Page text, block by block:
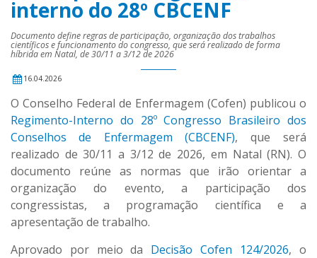
interno do 28º CBCENF
Documento define regras de participação, organização dos trabalhos
científicos e funcionamento do congresso, que será realizado de forma
híbrida em Natal, de 30/11 a 3/12 de 2026
16.04.2026
O Conselho Federal de Enfermagem (Cofen) publicou o
Regimento-Interno do 28º Congresso Brasileiro dos
Conselhos de Enfermagem (CBCENF), que será
realizado de 30/11 a 3/12 de 2026, em Natal (RN). O
documento reúne as normas que irão orientar a
organização do evento, a participação dos
congressistas, a programação científica e a
apresentação de trabalho.
Aprovado por meio da Decisão Cofen 124/2026, o